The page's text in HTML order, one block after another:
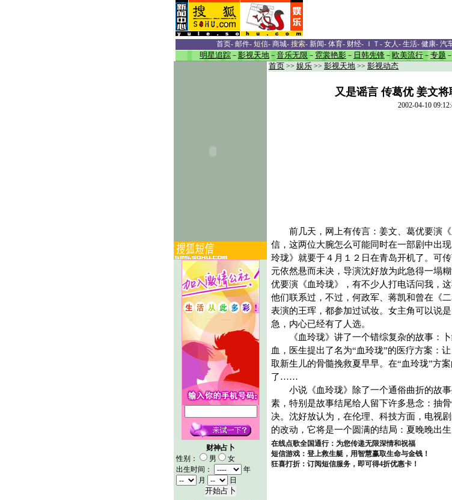
首页- 邮件- 短信- 商城- 搜索- 新闻- 体育- 财经- ＩＴ - 女人- 生活- 健康- 汽
明星追踪 － 影视天地 － 音乐无限 － 霓裳艳影 － 日韩先锋 － 欧美流行 － 专题 －
财神占卜
性别：
男
女
出生时间：
年
月
日
首页 >> 娱乐 >> 影视天地 >> 影视动态
又是谣言 传葛优 姜文
2002-04-10
前几天，网上有传言：姜文、葛优要演《
信，这两位大腕怎么可能同时在一部剧中出
玲珑》就要于４月１２日在青岛开机了。可
元依然悬而未决，导演沈好放为此急得一塌
优要演《血玲珑》，有不少人打电话问我，
他们联系过，不过，何政军、蒋凯和曾在《
表演的王珲，都参加过试妆。女主角可以说
急，内心已经有了人选。
《血玲珑》讲了一个错综复杂的故事：卜
血，医生提出了名为“血玲珑”的医疗方案：
取新生儿的骨髓挽救夏早早。在“血玲珑”方
了……
小说《血玲珑》除了一个通俗曲折的故事
素，特别是故事结尾给人留下许多悬念：抽
决。沈好放认为，在伦理、科技方面，电视
的改动，它将是一个圆满的结局：夏晚晚出
在线点歌全国通行：为您传递无限深情和祝福
短信游戏：登上救生艇，用智慧赢取生命与金钱！
狂喜打折：订阅短信服务，即可得4折优惠卡！